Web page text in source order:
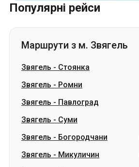
Популярні рейси
Маршрути з м. Звягель
Звягель - Стоянка
Звягель - Ромни
Звягель - Павлоград
Звягель - Суми
Звягель - Богородчани
Звягель - Микуличин